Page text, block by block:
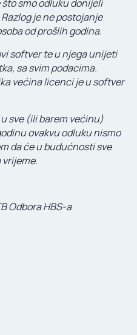
što smo odluku donijeli
je ne postojanje
od prošlih godina.
softver te u njega unijeti
sa svim podacima.
većina licenci je u softver
sve (ili barem većinu)
ovakvu odluku nismo
da će u budućnosti sve
Odbora HBS-a